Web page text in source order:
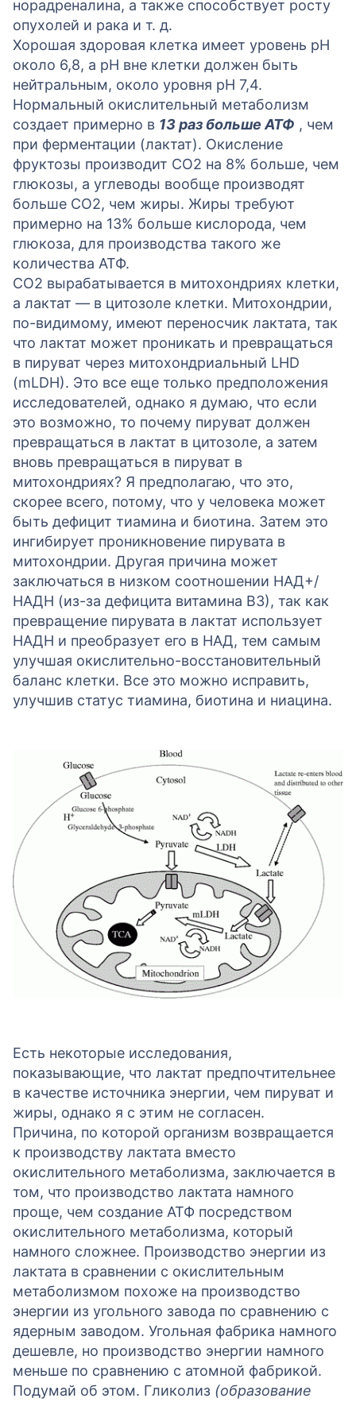
норадреналина, а также способствует росту
опухолей и рака и т. д.
Хорошая здоровая клетка имеет уровень pH
около 6,8, а pH вне клетки должен быть
нейтральным, около уровня pH 7,4.
Нормальный окислительный метаболизм
создает примерно в 13 раз больше АТФ , чем
при ферментации (лактат). Окисление
фруктозы производит CO2 на 8% больше, чем
глюкозы, а углеводы вообще производят
больше CO2, чем жиры. Жиры требуют
примерно на 13% больше кислорода, чем
глюкоза, для производства такого же
количества АТФ.
CO2 вырабатывается в митохондриях клетки,
а лактат — в цитозоле клетки. Митохондрии,
по-видимому, имеют переносчик лактата, так
что лактат может проникать и превращаться
в пируват через митохондриальный LHD
(mLDH). Это все еще только предположения
исследователей, однако я думаю, что если
это возможно, то почему пируват должен
превращаться в лактат в цитозоле, а затем
вновь превращаться в пируват в
митохондриях? Я предполагаю, что это,
скорее всего, потому, что у человека может
быть дефицит тиамина и биотина. Затем это
ингибирует проникновение пирувата в
митохондрии. Другая причина может
заключаться в низком соотношении НАД+/
НАДН (из-за дефицита витамина В3), так как
превращение пирувата в лактат использует
НАДН и преобразует его в НАД, тем самым
улучшая окислительно-восстановительный
баланс клетки. Все это можно исправить,
улучшив статус тиамина, биотина и ниацина.
Есть некоторые исследования,
показывающие, что лактат предпочтительнее
в качестве источника энергии, чем пируват и
жиры, однако я с этим не согласен.
Причина, по которой организм возвращается
к производству лактата вместо
окислительного метаболизма, заключается в
том, что производство лактата намного
проще, чем создание АТФ посредством
окислительного метаболизма, который
намного сложнее. Производство энергии из
лактата в сравнении с окислительным
метаболизмом похоже на производство
энергии из угольного завода по сравнению с
ядерным заводом. Угольная фабрика намного
дешевле, но производство энергии намного
меньше по сравнению с атомной фабрикой.
Подумай об этом. Гликолиз (образование